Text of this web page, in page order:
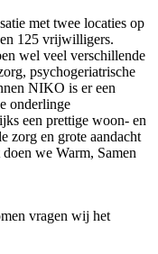
met twee locaties op
125 vrijwilligers.
wel veel verschillende
psychogeriatrische
NIKO is er een
onderlinge
een prettige woon- en
zorg en grote aandacht
we Warm, Samen
men vragen wij het